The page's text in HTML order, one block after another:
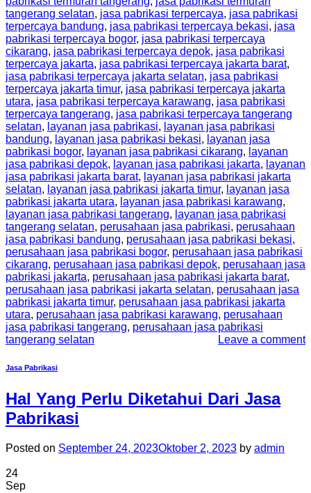
tangerang selatan, jasa pabrikasi terpercaya, jasa pabrikasi
terpercaya bandung, jasa pabrikasi terpercaya bekasi, jasa
pabrikasi terpercaya bogor, jasa pabrikasi terpercaya
cikarang, jasa pabrikasi terpercaya depok, jasa pabrikasi
terpercaya jakarta, jasa pabrikasi terpercaya jakarta barat,
jasa pabrikasi terpercaya jakarta selatan, jasa pabrikasi
terpercaya jakarta timur, jasa pabrikasi terpercaya jakarta
utara, jasa pabrikasi terpercaya karawang, jasa pabrikasi
terpercaya tangerang, jasa pabrikasi terpercaya tangerang
selatan, layanan jasa pabrikasi, layanan jasa pabrikasi
bandung, layanan jasa pabrikasi bekasi, layanan jasa
pabrikasi bogor, layanan jasa pabrikasi cikarang, layanan
jasa pabrikasi depok, layanan jasa pabrikasi jakarta, layanan
jasa pabrikasi jakarta barat, layanan jasa pabrikasi jakarta
selatan, layanan jasa pabrikasi jakarta timur, layanan jasa
pabrikasi jakarta utara, layanan jasa pabrikasi karawang,
layanan jasa pabrikasi tangerang, layanan jasa pabrikasi
tangerang selatan, perusahaan jasa pabrikasi, perusahaan
jasa pabrikasi bandung, perusahaan jasa pabrikasi bekasi,
perusahaan jasa pabrikasi bogor, perusahaan jasa pabrikasi
cikarang, perusahaan jasa pabrikasi depok, perusahaan jasa
pabrikasi jakarta, perusahaan jasa pabrikasi jakarta barat,
perusahaan jasa pabrikasi jakarta selatan, perusahaan jasa
pabrikasi jakarta timur, perusahaan jasa pabrikasi jakarta
utara, perusahaan jasa pabrikasi karawang, perusahaan
jasa pabrikasi tangerang, perusahaan jasa pabrikasi
tangerang selatan
Leave a comment
Jasa Pabrikasi
Hal Yang Perlu Diketahui Dari Jasa
Pabrikasi
Posted on September 24, 2023Oktober 2, 2023 by admin
24
Sep